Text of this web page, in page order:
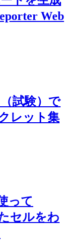
Web
試験）で
レット集
って
セルをわ